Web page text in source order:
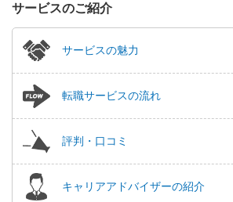
サービスのご紹介
サービスの魅力
転職サービスの流れ
評判・口コミ
キャリアアドバイザーの紹介